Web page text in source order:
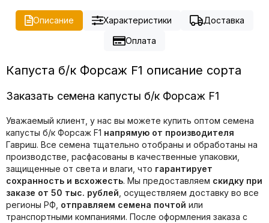
Описание Характеристики
Доставка
Оплата
Капуста б/к Форсаж F1 описание сорта
Заказать семена капусты б/к Форсаж F1
Уважаемый клиент, у нас вы можете купить оптом семена
капусты б/к Форсаж F1 напрямую от производителя
Гавриш. Все семена тщательно отобраны и обработаны на
производстве, расфасованы в качественные упаковки,
защищенные от света и влаги, что гарантирует
сохранность и всхожесть. Мы предоставляем скидку при
заказе от 50 тыс. рублей , осуществляем доставку во все
регионы РФ, отправляем семена почтой или
транспортными компаниями. После оформления заказа с